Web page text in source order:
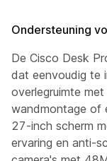
Ondersteuning
De Cisco Desk
dat eenvoudig te
overlegruimte
wandmontage of
27-inch scherm
ervaring en anti-